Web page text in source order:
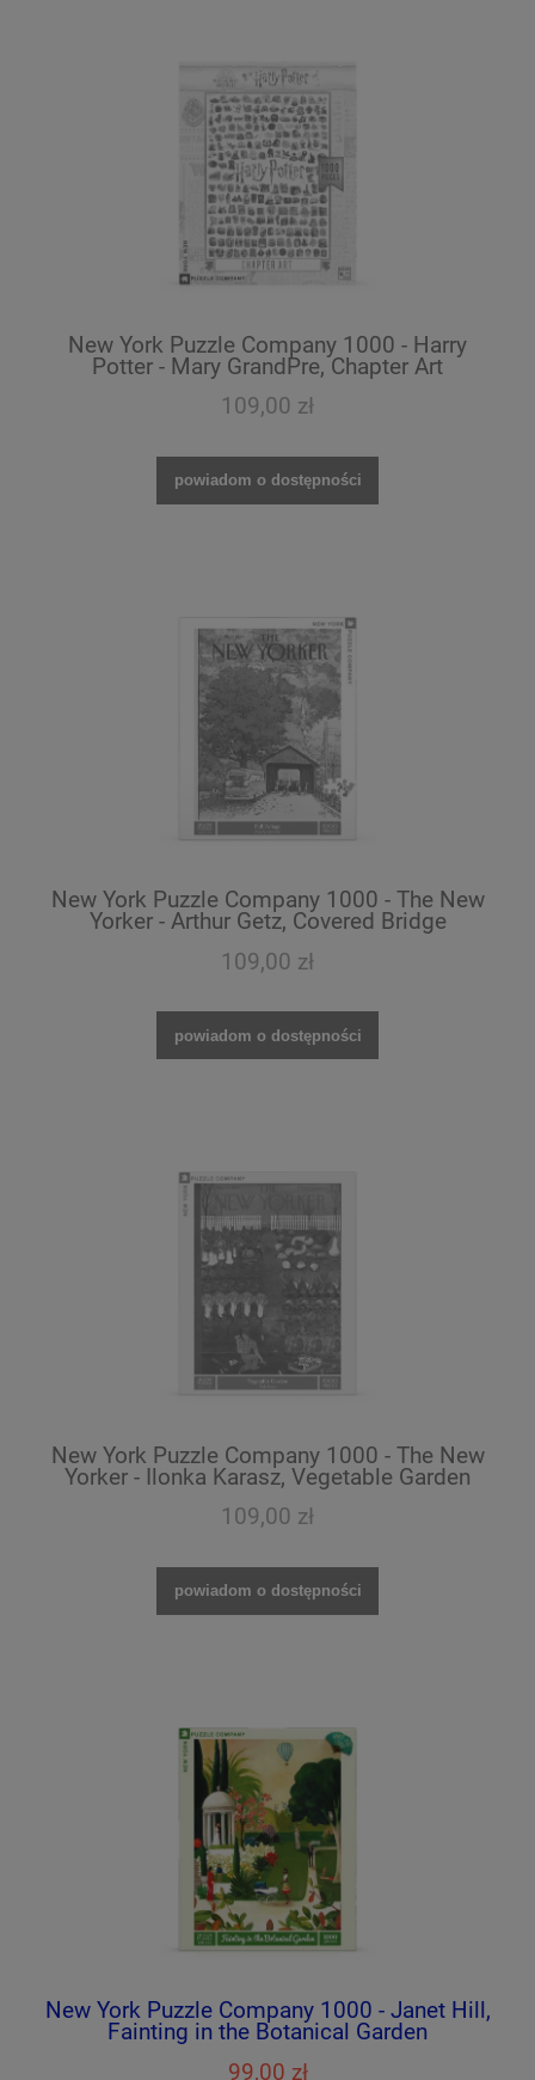
New York Puzzle Company 1000 - Harry
Potter - Mary GrandPre, Chapter Art
109,00 zł
powiadom o dostępności
New York Puzzle Company 1000 - The New
Yorker - Arthur Getz, Covered Bridge
109,00 zł
powiadom o dostępności
New York Puzzle Company 1000 - The New
Yorker - Ilonka Karasz, Vegetable Garden
109,00 zł
powiadom o dostępności
New York Puzzle Company 1000 - Janet Hill,
Fainting in the Botanical Garden
99,00 zł